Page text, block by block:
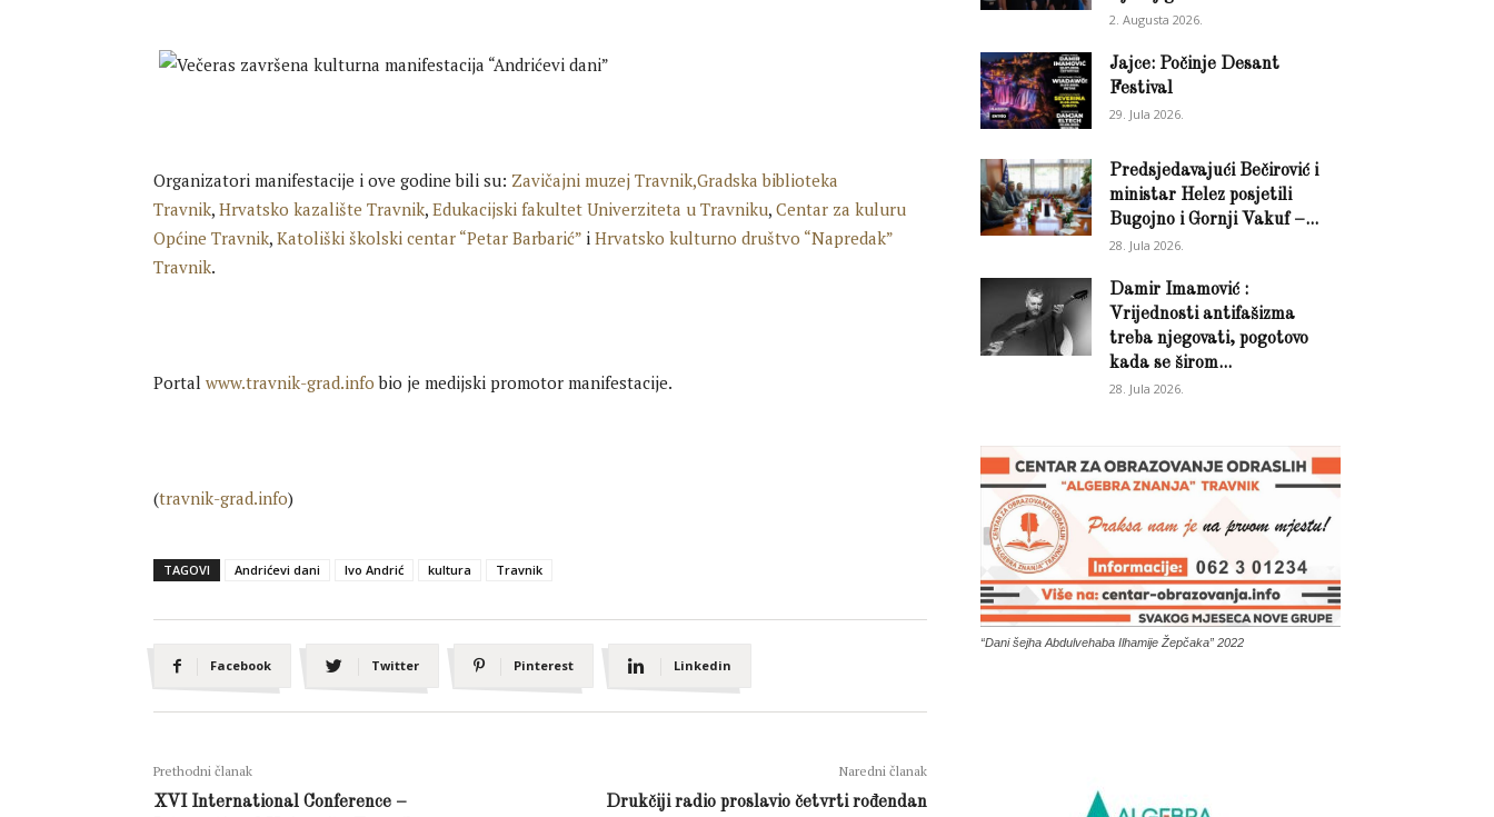
Organizatori manifestacije i ove godine bili su: Zavičajni muzej Travnik,Gradska biblioteka
Travnik, Hrvatsko kazalište Travnik, Edukacijski fakultet Univerziteta u Travniku, Centar za kuluru
Općine Travnik, Katoliški školski centar “Petar Barbarić” i Hrvatsko kulturno društvo “Napredak”
Travnik.
Portal www.travnik-grad.info bio je medijski promotor manifestacije.
(travnik-grad.info)
TAGOVI Andrićevi dani Ivo Andrić kultura Travnik
Facebook Twitter Pinterest Linkedin
Prethodni članak
XVI International Conference –
Naredni članak
Drukčiji radio proslavio četvrti rođendan
2. Augusta 2026.
Jajce: Počinje Desant
Festival
29. Jula 2026.
Predsjedavajući Bečirović i
ministar Helez posjetili
Bugojno i Gornji Vakuf –...
28. Jula 2026.
Damir Imamović :
Vrijednosti antifašizma
treba njegovati, pogotovo
kada se širom...
28. Jula 2026.
“Dani šejha Abdulvehaba Ilhamije Žepčaka” 2022